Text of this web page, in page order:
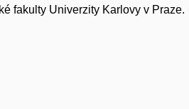
fakulty Univerzity Karlovy v Praze.